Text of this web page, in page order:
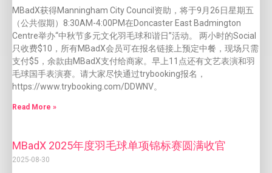
MBadX获得Manningham City Council资助，将于9月26日星期五
（公共假期）8:30AM-4:00PM在Doncaster East Badmington
Centre举办“中秋节多元文化羽毛球和谐日”活动。 两小时的Social
只收费$10，所有MBadX会员可在报名链接上预定中餐，现场只需
支付$5，余款由MBadX支付给商家。早上11点还有文艺表演和羽
毛球国手表演赛。请大家尽快通过trybooking报名，
https://www.trybooking.com/DDWNV。
Read More »
MBadX 2025年度羽毛球单项锦标赛圆满收官
2025-08-30